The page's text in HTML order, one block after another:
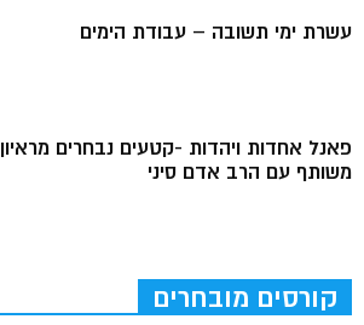
עשרת ימי תשובה – עבודת הימים
פאנל אחדות ויהדות -קטעים נבחרים מראיון
משותף עם הרב אדם סיני
קורסים מובחרים